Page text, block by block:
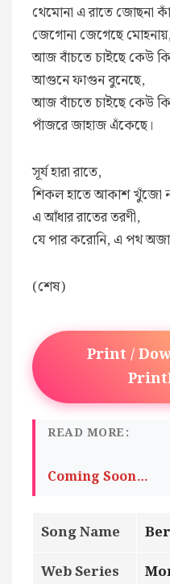
থেমোনা এ রাতে জোছনা
জেগোনা জেগেছে মোহনায়,
আজ বাঁচতে চাইছে কেউ
আগুনে ফাগুন বুনেছে,
আজ বাঁচতে চাইছে কেউ
পাঁজরে জাহাজ এঁকেছে।
সূর্য হারা রাতে,
শিকল হাতে আকাশ খুঁজো
এ আঁধার রাতের তরণী,
যে পার করোনি, এ পথ
(শেষ)
Print /
READ MORE:
Coming Soon…
Song Name
Web Series